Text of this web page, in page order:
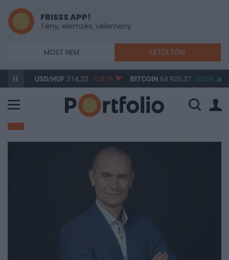
FRISSS APP!
Tény, elemzés, vélemény
MOST NEM LETÖLTÖM
HUF 314,20 -0,87% BITCOIN64 920,37 0,05% BUX 148